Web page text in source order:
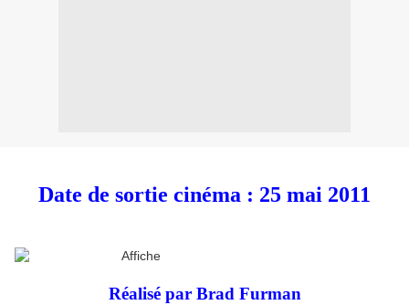
Date de sortie cinéma : 25 mai 2011
Réalisé par Brad Furman